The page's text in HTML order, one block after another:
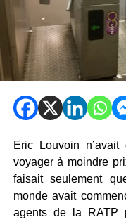
Eric Louvoin
voyager à moindre
faisait seulement
monde avait
agents de la RATP